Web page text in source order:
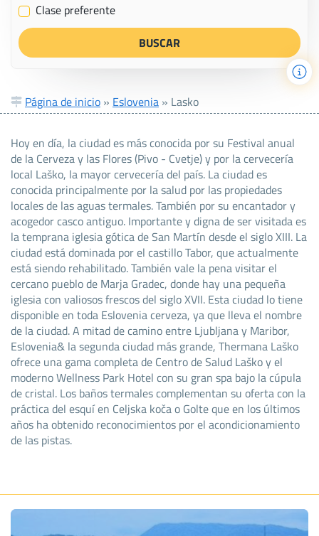
✔ Clase preferente
Página de inicio » Eslovenia » Lasko
Hoy en día, la ciudad es más conocida por su Festival anual
de la Cerveza y las Flores (Pivo - Cvetje) y por la cervecería
local Laško, la mayor cervecería del país. La ciudad es
conocida principalmente por la salud por las propiedades
locales de las aguas termales. También por su encantador y
acogedor casco antiguo. Importante y digna de ser visitada es
la temprana iglesia gótica de San Martín desde el siglo XIII. La
ciudad está dominada por el castillo Tabor, que actualmente
está siendo rehabilitado. También vale la pena visitar el
cercano pueblo de Marja Gradec, donde hay una pequeña
iglesia con valiosos frescos del siglo XVII. Esta ciudad lo tiene
disponible en toda Eslovenia cerveza, ya que lleva el nombre
de la ciudad. A mitad de camino entre Ljubljana y Maribor,
Eslovenia& la segunda ciudad más grande, Thermana Laško
ofrece una gama completa de Centro de Salud Laško y el
moderno Wellness Park Hotel con su gran spa bajo la cúpula
de cristal. Los baños termales complementan su oferta con la
práctica del esquí en Celjska koča o Golte que en los últimos
años ha obtenido reconocimientos por el acondicionamiento
de las pistas.